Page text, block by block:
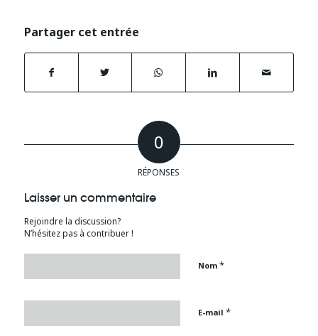
Partager cet entrée
0
RÉPONSES
Laisser un commentaire
Rejoindre la discussion?
N’hésitez pas à contribuer !
Nom *
E-mail *